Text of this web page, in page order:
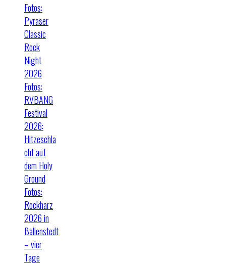
Fotos:
Pyraser
Classic
Rock
Night
2026
Fotos:
RVBANG
Festival
2026:
Hitzeschla
cht auf
dem Holy
Ground
Fotos:
Rockharz
2026 in
Ballenstedt
– vier
Tage